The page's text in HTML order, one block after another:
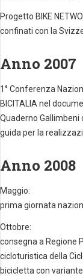
Progetto BIKE
confinati con la
Anno 2007
1° Conferenza
BICITALIA nel
Quaderno Gallimbeni
guida per la
Anno 2008
Maggio:
prima giornata
Ottobre:
consegna a Regione
cicloturistica della
bicicletta con